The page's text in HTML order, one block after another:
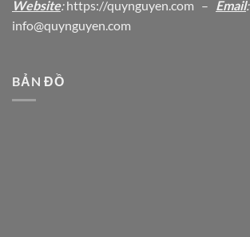
Website:https://quynguyen.com – Email:
info@quynguyen.com
BẢN ĐỒ